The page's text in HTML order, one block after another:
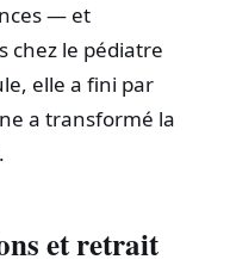
— et
chez le pédiatre
elle a fini par
a transformé la
et retrait